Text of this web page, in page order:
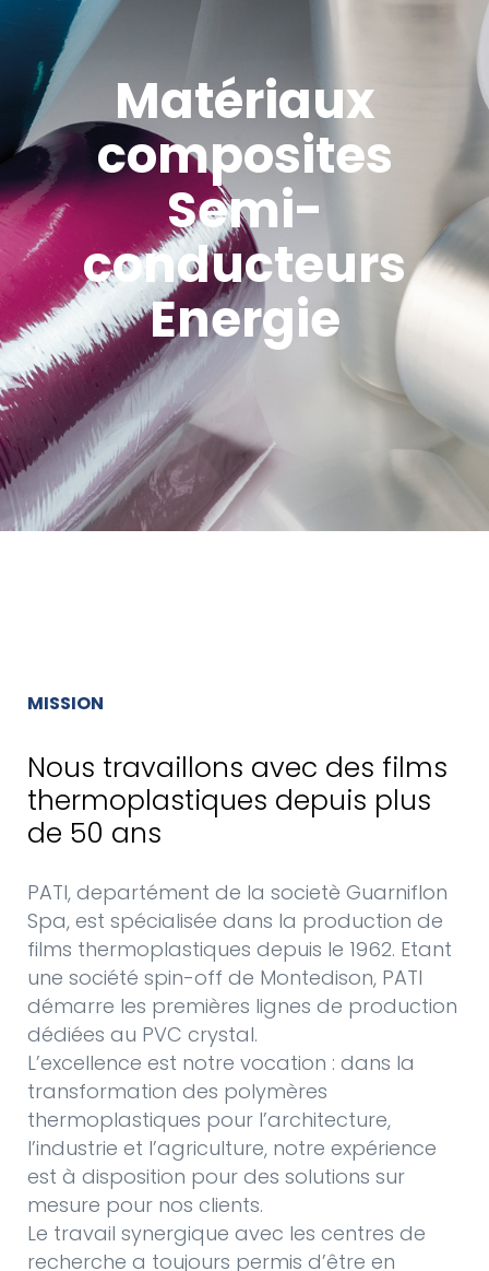
Matériaux
composites
Semi-
conducteurs
Energie
MISSION
Nous travaillons avec des films
thermoplastiques depuis plus
de 50 ans
PATI, departément de la societè Guarniflon
Spa, est spécialisée dans la production de
films thermoplastiques depuis le 1962. Etant
une société spin-off de Montedison, PATI
démarre les premières lignes de production
dédiées au PVC crystal.
L’excellence est notre vocation : dans la
transformation des polymères
thermoplastiques pour l’architecture,
l’industrie et l’agriculture, notre expérience
est à disposition pour des solutions sur
mesure pour nos clients.
Le travail synergique avec les centres de
recherche a toujours permis d’être en